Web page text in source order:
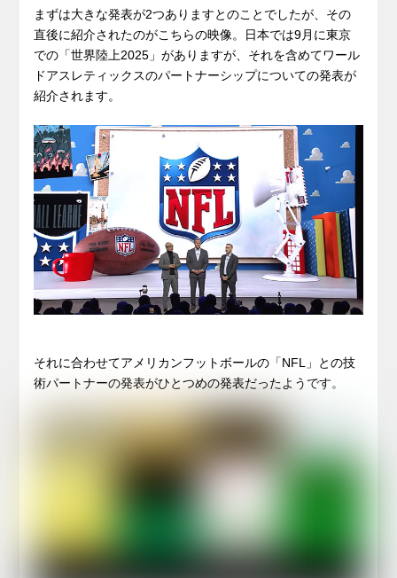
まずは大きな発表が2つありますとのことでしたが、その
直後に紹介されたのがこちらの映像。日本では9月に東京
での「世界陸上2025」がありますが、それを含めてワール
ドアスレティックスのパートナーシップについての発表が
紹介されます。
それに合わせてアメリカンフットボールの「NFL」との技
術パートナーの発表がひとつめの発表だったようです。